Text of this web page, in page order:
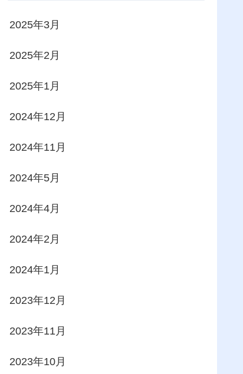
2025年3月
2025年2月
2025年1月
2024年12月
2024年11月
2024年5月
2024年4月
2024年2月
2024年1月
2023年12月
2023年11月
2023年10月